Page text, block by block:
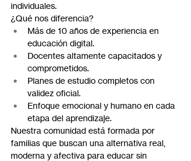
individuales.
¿Qué nos diferencia?
Más de 10 años de experiencia en
educación digital.
Docentes altamente capacitados y
comprometidos.
Planes de estudio completos con
validez oficial.
Enfoque emocional y humano en cada
etapa del aprendizaje.
Nuestra comunidad está formada por
familias que buscan una alternativa real,
moderna y afectiva para educar sin